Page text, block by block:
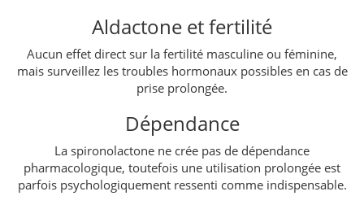
Aldactone et fertilité
Aucun effet direct sur la fertilité masculine ou féminine,
mais surveillez les troubles hormonaux possibles en cas de
prise prolongée.
Dépendance
La spironolactone ne crée pas de dépendance
pharmacologique, toutefois une utilisation prolongée est
parfois psychologiquement ressenti comme indispensable.